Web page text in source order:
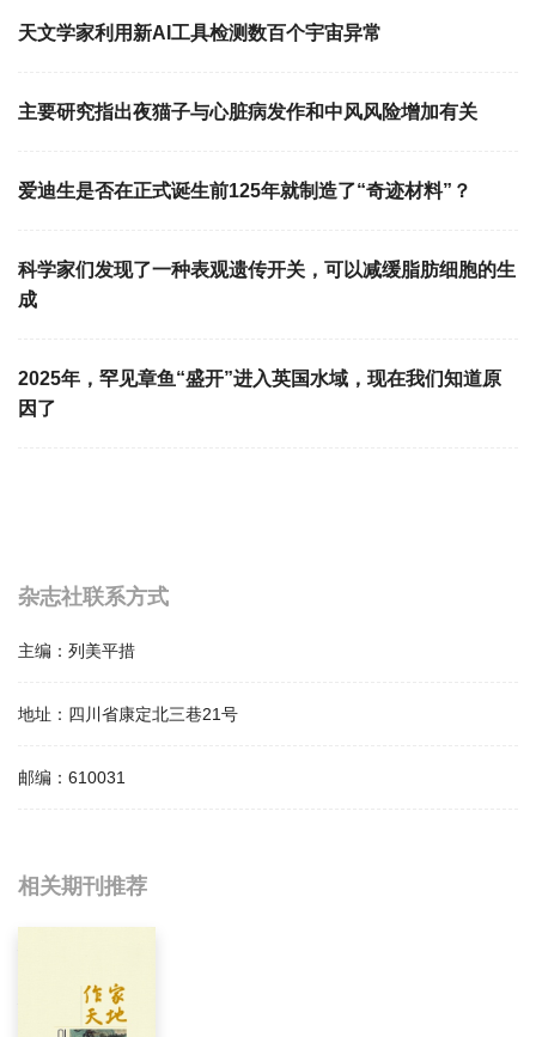
天文学家利用新AI工具检测数百个宇宙异常
主要研究指出夜猫子与心脏病发作和中风风险增加有关
爱迪生是否在正式诞生前125年就制造了“奇迹材料”？
科学家们发现了一种表观遗传开关，可以减缓脂肪细胞的生
成
2025年，罕见章鱼“盛开”进入英国水域，现在我们知道原
因了
杂志社联系方式
主编： 列美平措
地址： 四川省康定北三巷21号
邮编： 610031
相关提问
贡嘎山怎么样？
相关期刊推荐